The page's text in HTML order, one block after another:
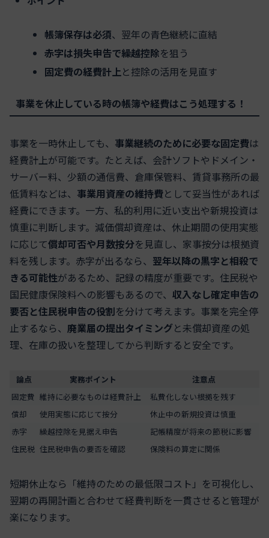
帳簿保存は必須、翌年の青色継続に直結
赤字は損失申告で繰越控除を狙う
固定費の経費計上と控除の活用を見直す
事業を休止している時の帳簿や経費はこう処理する！
事業を一時休止しても、 事業継続のために必要な固定費は
経費計上が可能です。たとえば、会計ソフトやドメイン・
サーバー料、少額の通信費、倉庫保管料、賃貸事務所の最
低賃料などは、 事業用資産の維持費として妥当性があれば
経費にできます。一方、私的利用に近い支出や新規投資は
慎重に判断します。減価償却資産は、休止期間の使用実態
に応じて償却可否や月数按分を見直し、家事按分は根拠資
料を残します。赤字が出るなら、 翌年以降の黒字と相殺で
きる可能性があるため、記録の精度が重要です。住民税や
国民健康保険料への影響もあるので、 収入なし確定申告の
要否と住民税申告の役割を分けて考えます。事業を完全停
止するなら、 廃業届の提出タイミングと未償却資産の処
理、在庫の扱いを整理してから判断すると安全です。
論点 実務ポイント
注意点
固定費 維持に必要なものは経費計上
私費化しない根拠を残す
償却
使用実態に応じて按分
休止中の新規投資は慎重
赤字
繰越控除を見据え申告
記帳精度が将来の節税に影響
住民税 住民税申告の要否を確認 保険料の算定に関係
短期休止なら「維持のための最低限コスト」を可視化し、
翌期の再開計画と合わせて経費判断を一貫させると管理が
楽になります。